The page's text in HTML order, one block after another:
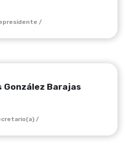
/
González Barajas
/